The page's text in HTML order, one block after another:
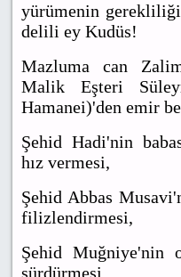
yürümenin
delili ey Kudüs!
Mazluma can
Malik Eşteri
Hamanei)'den emir
Şehid Hadi'nin
hız vermesi,
Şehid Abbas
filizlendirmesi,
Şehid Muğniye'nin
sürdürmesi,